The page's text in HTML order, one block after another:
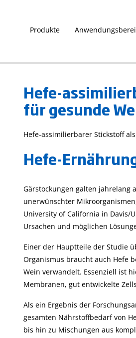
Produkte
Chemischer
Sauerstoffbeda
rf CSB –
bestimmt
Abwasser
Messparameter
chemischer
einfach erklärt
Die
27.
Hefe-
für gesunde
Hefe-assimilierbarer Stickstoff
Hefe-
Gärstockungen galten jahrelang
unerwünschter
University of California in Davis/
Ursachen und möglichen
Einer der Hauptteile der Studie
Organismus braucht auch Hefe
Wein verwandelt. Essenziell ist
Membranen, gut entwickelte
Als ein Ergebnis der
gesamten Nährstoffbedarf von
bis hin zu Mischungen aus